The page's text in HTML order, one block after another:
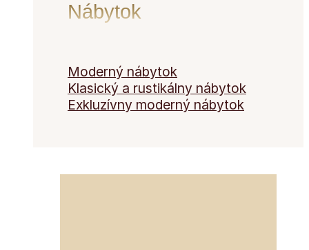
Nábytok
Moderný nábytok
Klasický a rustikálny nábytok
Exkluzívny moderný nábytok